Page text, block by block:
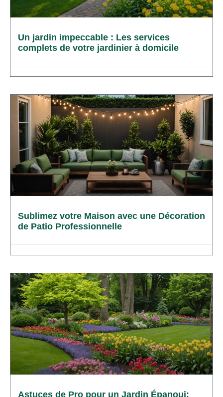
Un jardin impeccable : Les services
complets de votre jardinier à domicile
Sublimez votre Maison avec une Décoration
de Patio Professionnelle
Astuces de Pro pour un Jardin Épanoui: